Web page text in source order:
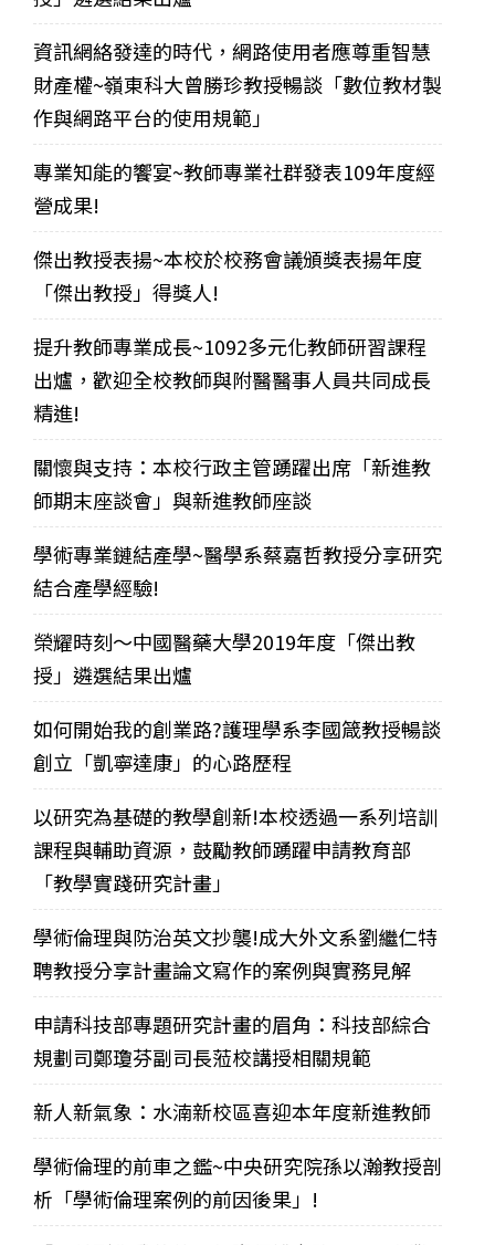
資訊網絡發達的時代，網路使用者應尊重智慧
財產權~嶺東科大曾勝珍教授暢談「數位教材製
作與網路平台的使用規範」
專業知能的饗宴~教師專業社群發表109年度經
營成果!
傑出教授表揚~本校於校務會議頒獎表揚年度
「傑出教授」得獎人!
提升教師專業成長~1092多元化教師研習課程
出爐，歡迎全校教師與附醫醫事人員共同成長
精進!
關懷與支持：本校行政主管踴躍出席「新進教
師期末座談會」與新進教師座談
學術專業鏈結產學~醫學系蔡嘉哲教授分享研究
結合產學經驗!
榮耀時刻～中國醫藥大學2019年度「傑出教
授」遴選結果出爐
如何開始我的創業路?護理學系李國箴教授暢談
創立「凱寧達康」的心路歷程
以研究為基礎的教學創新!本校透過一系列培訓
課程與輔助資源，鼓勵教師踴躍申請教育部
「教學實踐研究計畫」
學術倫理與防治英文抄襲!成大外文系劉繼仁特
聘教授分享計畫論文寫作的案例與實務見解
申請科技部專題研究計畫的眉角：科技部綜合
規劃司鄭瓊芬副司長蒞校講授相關規範
新人新氣象：水湳新校區喜迎本年度新進教師
學術倫理的前車之鑑~中央研究院孫以瀚教授剖
析「學術倫理案例的前因後果」!